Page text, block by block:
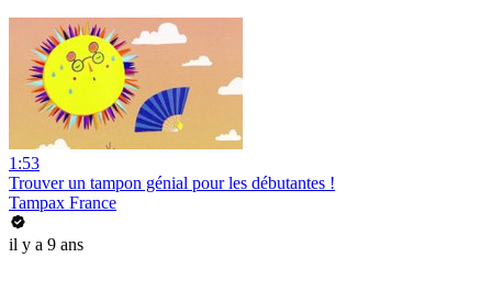
1:53
Trouver un tampon génial pour les débutantes !
Tampax France
il y a 9 ans